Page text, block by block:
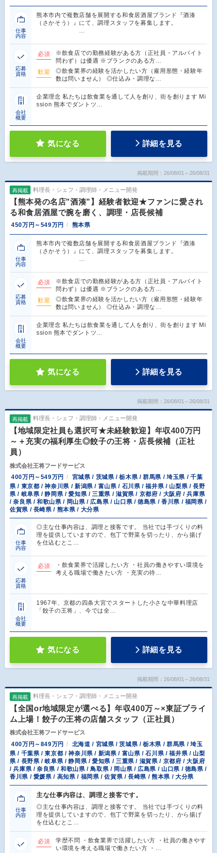
仕事
内容
熊本市内で複数店舗を展開する和食居酒屋ブランド『酒湊
（さかそう）』にて、調理スタッフを募集します。
応募
資格
必須
※飲食店での勤務経験がある方（正社員・アルバイト
問わず）は優遇 ※ブランクのある方…
歓迎
◎飲食業界の経験を活かしたい方（雇用形態・経験年
数は問いません） ◎仕込み・調理な…
会社
概要
企業理念 私たちは飲食業を通して人を創り、街を創ります Mi
ssion 熊本でダントツ…
気になる 詳細を見る
掲載期間：26/08/01～26/08/31
再掲載 料理長・シェフ・調理師・メニュー開発
【熊本発の名店"酒湊"】経験者歓迎★ファンに愛され
る和食居酒屋で腕を磨く、調理・店長候補
450万円～549万円 熊本県
仕事
内容
熊本市内で複数店舗を展開する和食居酒屋ブランド『酒湊
（さかそう）』にて、調理スタッフを募集します。
…
応募
資格
必須
※飲食店での勤務経験がある方（正社員・アルバイト
問わず）は優遇 ※ブランクのある方…
歓迎
◎飲食業界の経験を活かしたい方（雇用形態・経験年
数は問いません） ◎仕込み・調理な…
会社
概要
企業理念 私たちは飲食業を通して人を創り、街を創ります Mi
ssion 熊本でダントツ…
気になる 詳細を見る
掲載期間：26/08/01～26/08/31
再掲載 料理長・シェフ・調理師・メニュー開発
【地域限定社員も選択可★未経験歓迎】年収400万円
～＋充実の福利厚生◎餃子の王将・店長候補（正社
員）
株式会社王将フードサービス
400万円～549万円
宮城県 / 茨城県 / 栃木県 / 群馬県 / 埼玉県 / 千葉
県 / 東京都 / 神奈川県 / 新潟県 / 富山県 / 石川県 / 福井県 / 山梨県 / 長野
県 / 岐阜県 / 静岡県 / 愛知県 / 三重県 / 滋賀県 / 京都府 / 大阪府 / 兵庫県
/ 奈良県 / 和歌山県 / 岡山県 / 広島県 / 山口県 / 徳島県 / 香川県 / 福岡県 /
佐賀県 / 長崎県 / 熊本県 / 大分県
仕事
内容
◎主な仕事内容は、調理と接客です。 当社では手づくりの料
理を提供していますので、包丁で野菜を切ったり、から揚げ
を仕込むとこ…
応募
資格
必須
・飲食業界で活躍したい方 ・社員の働きやすい環境を
考える職場で働きたい方 ・充実の待…
会社
概要
1967年、京都の四条大宮でスタートした小さな中華料理店
「餃子の王将」、今では全…
気になる 詳細を見る
掲載期間：26/08/01～26/08/31
再掲載 料理長・シェフ・調理師・メニュー開発
【全国or地域限定が選べる】年収400万～×東証プライ
ム上場！餃子の王将の店舗スタッフ（正社員）
株式会社王将フードサービス
400万円～849万円
北海道 / 宮城県 / 茨城県 / 栃木県 / 群馬県 / 埼玉
県 / 千葉県 / 東京都 / 神奈川県 / 新潟県 / 富山県 / 石川県 / 福井県 / 山梨
県 / 長野県 / 岐阜県 / 静岡県 / 愛知県 / 三重県 / 滋賀県 / 京都府 / 大阪府
/ 兵庫県 / 奈良県 / 和歌山県 / 鳥取県 / 岡山県 / 広島県 / 山口県 / 徳島県 /
香川県 / 愛媛県 / 高知県 / 福岡県 / 佐賀県 / 長崎県 / 熊本県 / 大分県
仕事
内容
主な仕事内容は、調理と接客です。
◎主な仕事内容は、調理と接客です。 当社では手づくりの料
理を提供していますので、包丁で野菜を切ったり、から揚げ
を仕込むとこ…
必須
学歴不問 ・飲食業界で活躍したい方 ・社員の働きやす
い環境を考える職場で働きたい方 ・…